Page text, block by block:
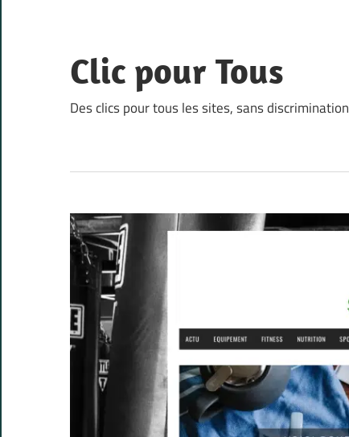
content
Clic pour Tous
Des clics pour tous les sites, sans discrimination